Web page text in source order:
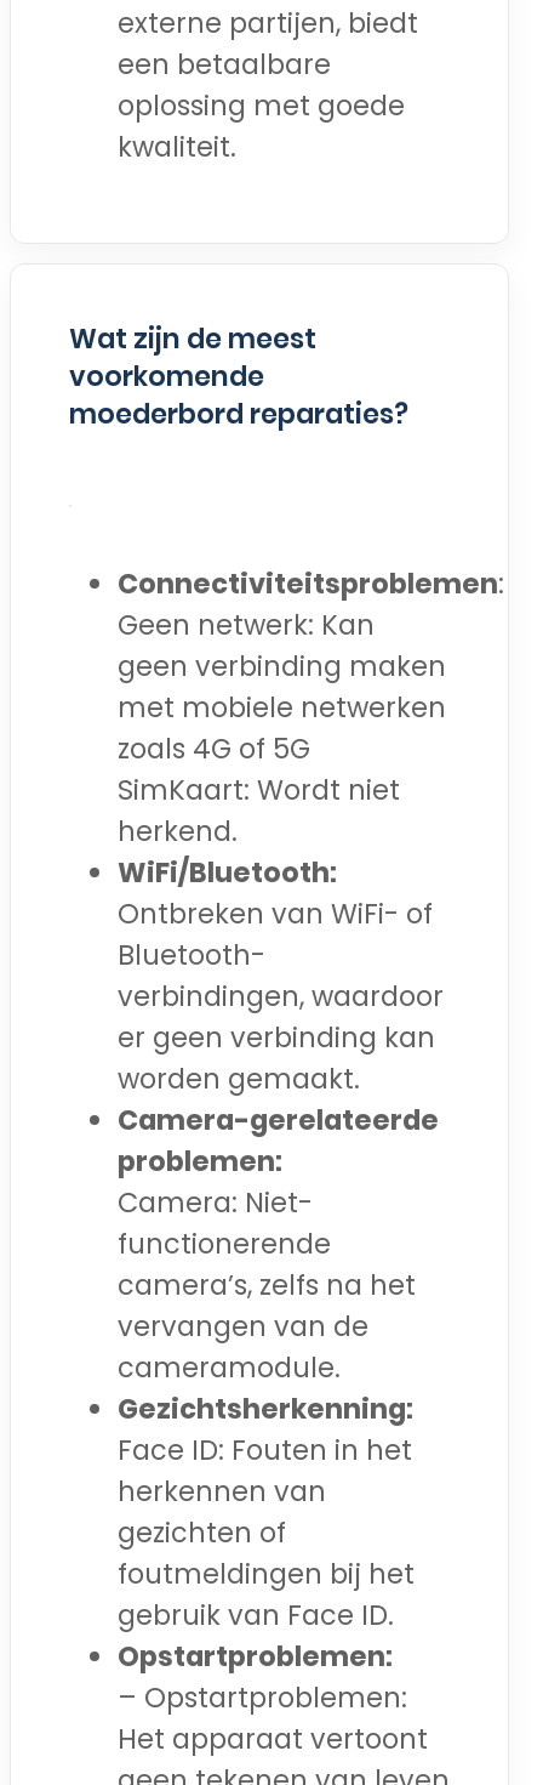
externe partijen, biedt
een betaalbare
oplossing met goede
kwaliteit.
Wat zijn de meest
voorkomende
moederbord reparaties?
Connectiviteitsproblemen:
Geen netwerk: Kan
geen verbinding maken
met mobiele netwerken
zoals 4G of 5G
SimKaart: Wordt niet
herkend.
WiFi/Bluetooth:
Ontbreken van WiFi- of
Bluetooth-
verbindingen, waardoor
er geen verbinding kan
worden gemaakt.
Camera-gerelateerde
problemen:
Camera: Niet-
functionerende
camera’s, zelfs na het
vervangen van de
cameramodule.
Gezichtsherkenning:
Face ID: Fouten in het
herkennen van
gezichten of
foutmeldingen bij het
gebruik van Face ID.
Opstartproblemen:
– Opstartproblemen:
Het apparaat vertoont